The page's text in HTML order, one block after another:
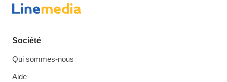
Société
Qui sommes-nous
Aide